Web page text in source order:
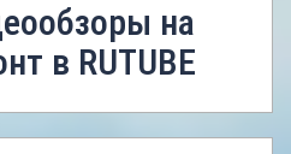
на
в RUTUBE